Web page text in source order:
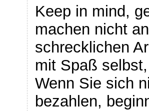
Keep in mind,
machen nicht
schrecklichen
mit Spaß
Wenn Sie sich
bezahlen,